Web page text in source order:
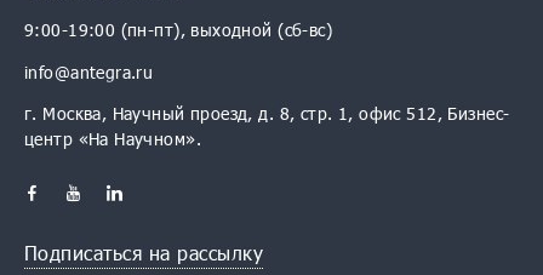
9:00-19:00 (пн-пт), выходной (сб-вс)
info@antegra.ru
г. Москва, Научный проезд, д. 8, стр. 1, офис 512, Бизнес-
центр «На Научном».
Подписаться на рассылку